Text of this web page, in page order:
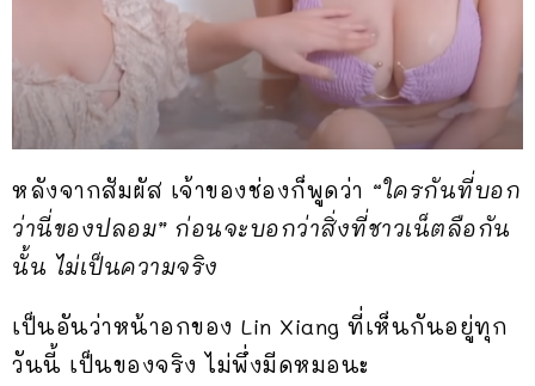
หลังจากสัมผัส เจ้าของช่องก็พูดว่า “ใครกันที่บอก
ว่านี่ของปลอม” ก่อนจะบอกว่าสิ่งที่ชาวเน็ตลือกัน
นั้น ไม่เป็นความจริง
เป็นอันว่าหน้าอกของ Lin Xiang ที่เห็นกันอยู่ทุก
วันนี้ เป็นของจริง ไม่พึ่งมีดหมอนะ